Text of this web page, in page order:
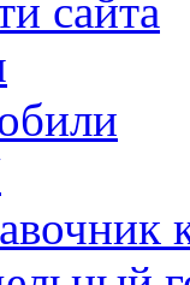
сайта